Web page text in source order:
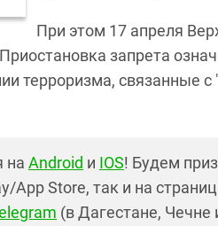
При этом 17 апреля
запрета
терроризма, связанные
на Android и IOS! Будем
App Store, так и на
(в Дагестане, Чечне